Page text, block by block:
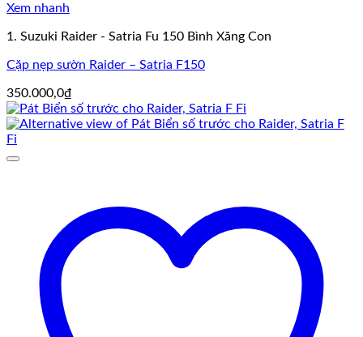
Xem nhanh
1. Suzuki Raider - Satria Fu 150 Bình Xăng Con
Cặp nẹp sườn Raider – Satria F150
350.000,0₫